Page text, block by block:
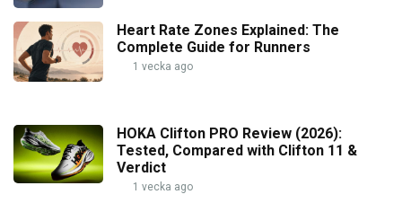
Heart Rate Zones Explained: The
Complete Guide for Runners
1 vecka ago
HOKA Clifton PRO Review (2026):
Tested, Compared with Clifton 11 &
Verdict
1 vecka ago